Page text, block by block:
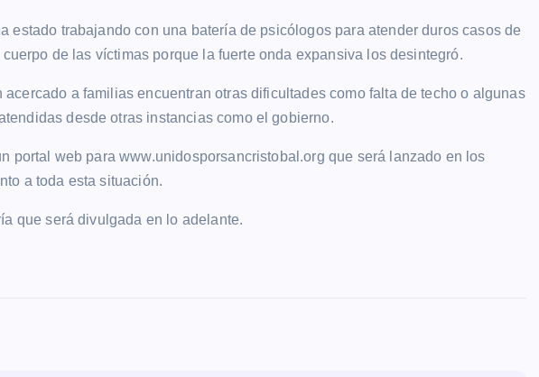
estado trabajando con una batería de psicólogos para atender duros casos de
de las víctimas porque la fuerte onda expansiva los desintegró.
a familias encuentran otras dificultades como falta de techo o algunas
desde otras instancias como el gobierno.
portal web para www.unidosporsancristobal.org que será lanzado en los
a toda esta situación.
que será divulgada en lo adelante.